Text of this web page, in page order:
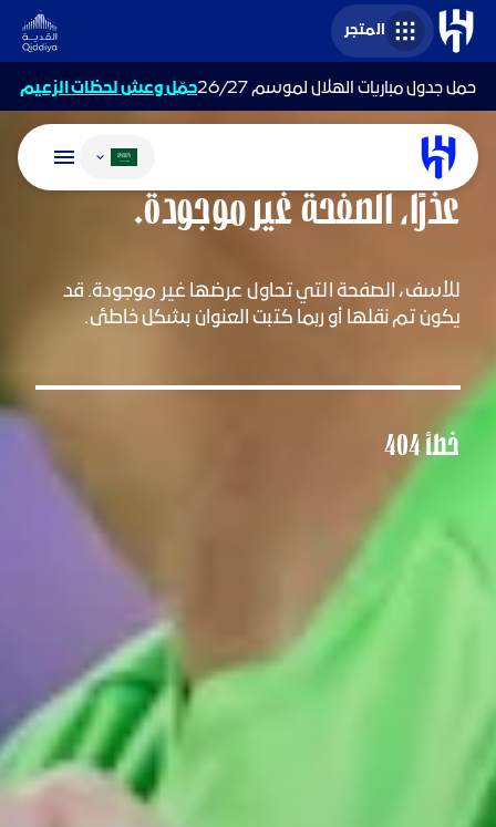
المتجر
حمل جدول مباريات الهلال لموسم 26/27 حمّل وعش لحظات الزعيم
تغيير اللغة
عذرًا، الصفحة غير موجودة.
للأسف، الصفحة التي تحاول عرضها غير موجودة. قد
يكون تم نقلها أو ربما كتبت العنوان بشكل خاطئ.
خطأ 404